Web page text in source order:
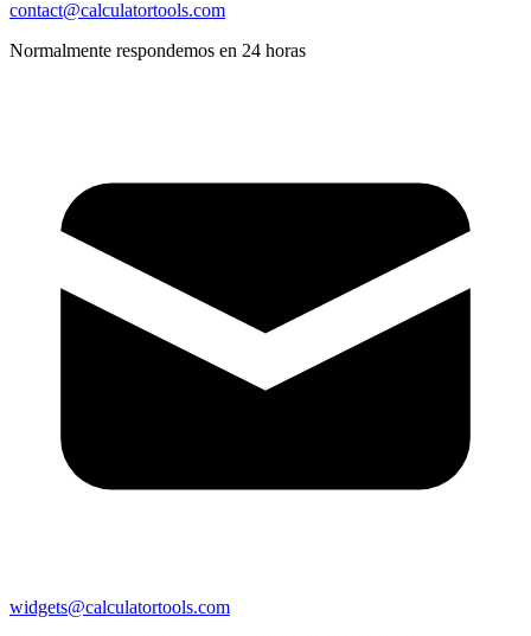
contact@calculatortools.com
Normalmente respondemos en 24 horas
widgets@calculatortools.com